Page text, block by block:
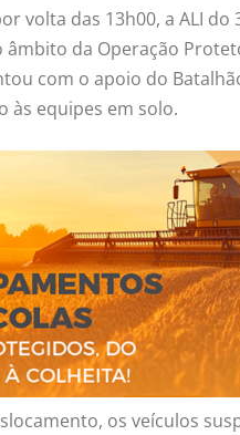
volta das 13h00, a ALI do
âmbito da Operação
com o apoio do
às equipes em solo.
os veículos